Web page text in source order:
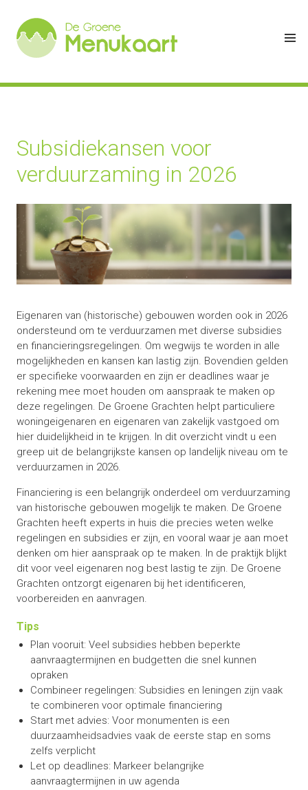
Subsidiekansen voor
verduurzaming in 2026
Eigenaren van (historische) gebouwen worden ook in 2026
ondersteund om te verduurzamen met diverse subsidies
en financieringsregelingen. Om wegwijs te worden in alle
mogelijkheden en kansen kan lastig zijn. Bovendien gelden
er specifieke voorwaarden en zijn er deadlines waar je
rekening mee moet houden om aanspraak te maken op
deze regelingen. De Groene Grachten helpt particuliere
woningeigenaren en eigenaren van zakelijk vastgoed om
hier duidelijkheid in te krijgen. In dit overzicht vindt u een
greep uit de belangrijkste kansen op landelijk niveau om te
verduurzamen in 2026.
Financiering is een belangrijk onderdeel om verduurzaming
van historische gebouwen mogelijk te maken. De Groene
Grachten heeft experts in huis die precies weten welke
regelingen en subsidies er zijn, en vooral waar je aan moet
denken om hier aanspraak op te maken. In de praktijk blijkt
dit voor veel eigenaren nog best lastig te zijn. De Groene
Grachten ontzorgt eigenaren bij het identificeren,
voorbereiden en aanvragen.
Tips
Plan vooruit: Veel subsidies hebben beperkte
aanvraagtermijnen en budgetten die snel kunnen
opraken
Combineer regelingen: Subsidies en leningen zijn vaak
te combineren voor optimale financiering
Start met advies: Voor monumenten is een
duurzaamheidsadvies vaak de eerste stap en soms
zelfs verplicht
Let op deadlines: Markeer belangrijke
aanvraagtermijnen in uw agenda